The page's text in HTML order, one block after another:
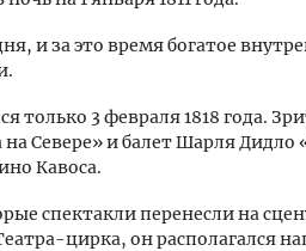
и за это время богатое
только 3 февраля 1818 года.
Севере» и балет Шарля
Кавоса.
спектакли перенесли на
цирка, он располагался